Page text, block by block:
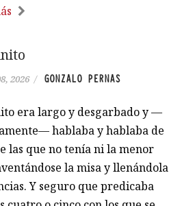
2026 / GONZALO PERNAS
era largo y desgarbado y —
hablaba y hablaba de
las que no tenía ni la menor
la misa y llenándola
Y seguro que predicaba